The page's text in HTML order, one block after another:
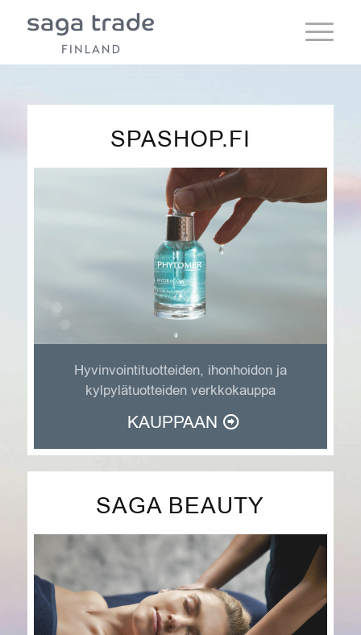
SPASHOP.FI
Hyvinvointituotteiden, ihonhoidon ja
kylpylätuotteiden verkkokauppa
KAUPPAAN
SAGA BEAUTY